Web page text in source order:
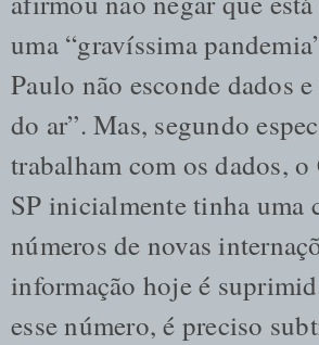
uma “gravíssima
Paulo não esconde dados
do ar”. Mas, segundo
trabalham com os dados,
SP inicialmente tinha uma
números de novas
informação hoje é
esse número, é preciso